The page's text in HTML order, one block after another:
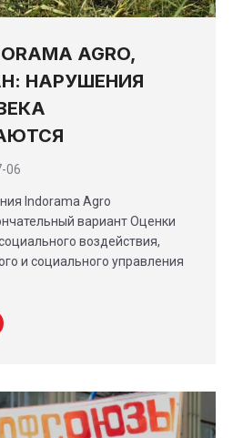
AGRO,
НАРУШЕНИЯ
06
Indorama Agro
вариант Оценки
воздействия,
и социального управления